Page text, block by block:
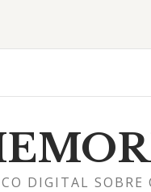
DIGITAL SOBRE